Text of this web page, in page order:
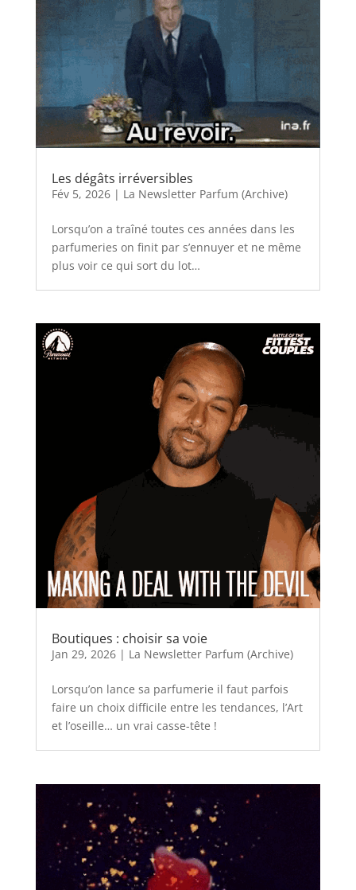
Les dégâts irréversibles
Fév 5, 2026| La Newsletter Parfum (Archive)
Lorsqu’on a traîné toutes ces années dans les
parfumeries on finit par s’ennuyer et ne même
plus voir ce qui sort du lot…
Boutiques : choisir sa voie
Jan 29, 2026| La Newsletter Parfum (Archive)
Lorsqu’on lance sa parfumerie il faut parfois
faire un choix difficile entre les tendances, l’Art
et l’oseille… un vrai casse-tête !